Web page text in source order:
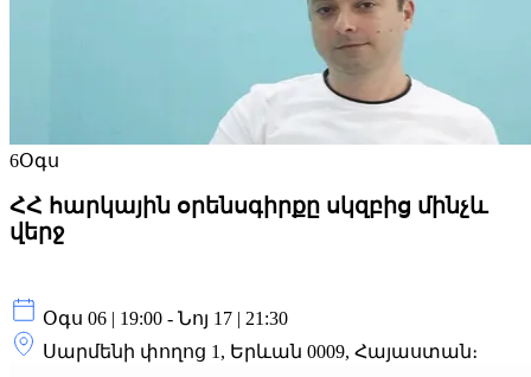
6Օգս
ՀՀ հարկային օրենսգիրքը սկզբից մինչև
վերջ
Օգս 06 | 19:00 - Նոյ 17 | 21:30
Սարմենի փողոց 1, Երևան 0009, Հայաստան։